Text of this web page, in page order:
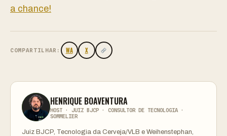
a chance!
COMPARTILHAR: WA X
HENRIQUE BOAVENTURA
HOST · JUIZ BJCP · CONSULTOR DE TECNOLOGIA ·
SOMMELIER
Juiz BJCP, Tecnologia da Cerveja/VLB e Weihenstephan,